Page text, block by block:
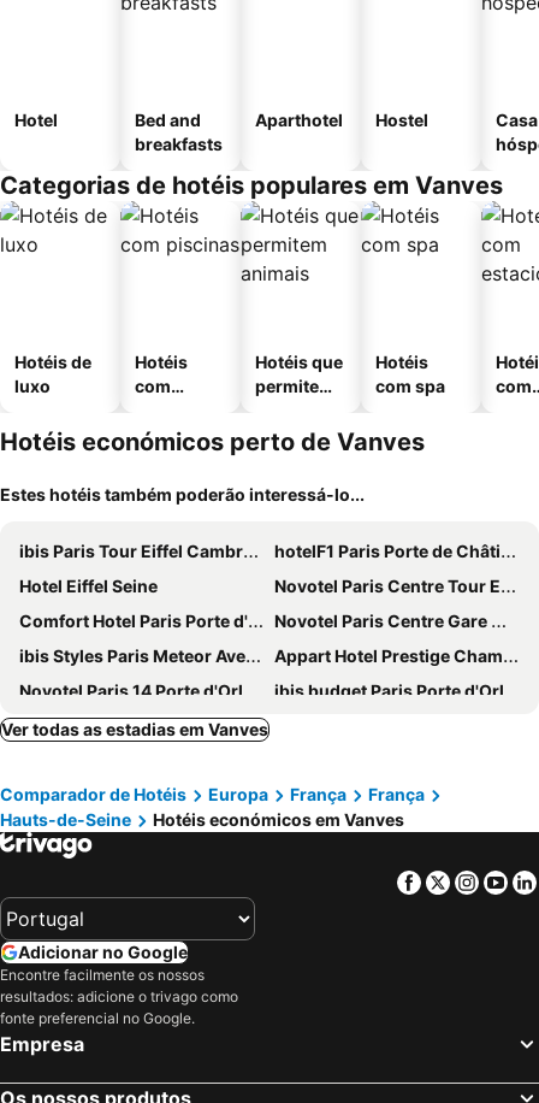
Hotel
Bed and
breakfasts
Aparthotel Hostel
Categorias de hotéis populares em Vanves
Hotéis de
luxo
Hotéis
com
Hotéis que
permitem
Hotéis
com spa
com
Hotéis económicos perto de Vanves
Estes hotéis também poderão interessá-lo...
ibis Paris Tour Eiffel Cambronne 15ème
hotelF1 Paris Porte de Châtillon
Hotel Eiffel Seine
Novotel Paris Centre Tour Eiffel
Comfort Hotel Paris Porte d'Ivry
Novotel Paris Centre Gare Montparnasse
ibis Styles Paris Meteor Avenue d'Italie
Appart Hotel Prestige Champs Elysees
Novotel Paris 14 Porte d'Orléans
ibis budget Paris Porte d'Orleans
Hôtel Marignan
Mercure Paris Alesia
Novotel Suites Paris Expo Porte de Versailles
SO/ Paris Hotel
Novotel Paris Porte De Versailles
Mercure Paris Montparnasse Pasteur
Novotel Paris Les Halles
Hotel Eiffel Petit Louvre
Auteuil Tour Eiffel
Novotel Paris Vaugirard Montparnasse
Hotel Montparnasse Alesia
Campanile PRIME - Paris 14 Maine Montparnasse
Ver todas as estadias em Vanves
Comparador de Hotéis Europa França
França
Hauts-de-Seine
Hotéis económicos em Vanves
Facebook
Twitter
Adicionar no Google
Encontre facilmente os nossos
resultados: adicione o trivago como
fonte preferencial no Google.
Empresa
Os nossos produtos